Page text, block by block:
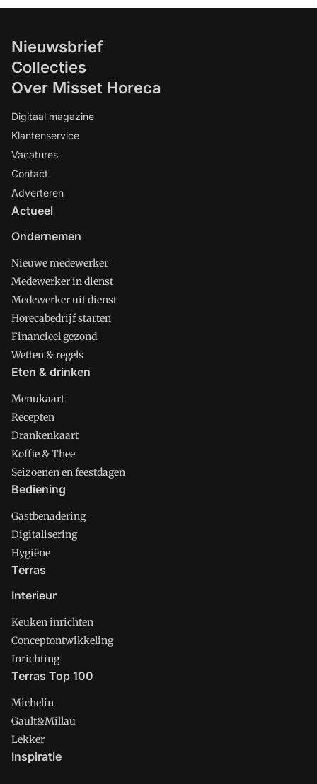
Nieuwsbrief
Collecties
Over Misset Horeca
Digitaal magazine
Klantenservice
Vacatures
Contact
Adverteren
Actueel
Ondernemen
Nieuwe medewerker
Medewerker in dienst
Medewerker uit dienst
Horecabedrijf starten
Financieel gezond
Wetten & regels
Eten & drinken
Menukaart
Recepten
Drankenkaart
Koffie & Thee
Seizoenen en feestdagen
Bediening
Gastbenadering
Digitalisering
Hygiëne
Terras
Interieur
Keuken inrichten
Conceptontwikkeling
Inrichting
Terras Top 100
Michelin
Gault&Millau
Lekker
Inspiratie